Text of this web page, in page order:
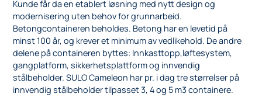
Kunde får da en etablert løsning med nytt design og
modernisering uten behov for grunnarbeid.
Betongcontaineren beholdes. Betong har en levetid på
minst 100 år, og krever et minimum av vedlikehold. De andre
delene på containeren byttes: Innkasttopp,løftesystem,
gangplatform, sikkerhetsplattform og innvendig
stålbeholder. SULO Cameleon har pr. i dag tre størrelser på
innvendig stålbeholder tilpasset 3, 4 og 5 m3 containere.